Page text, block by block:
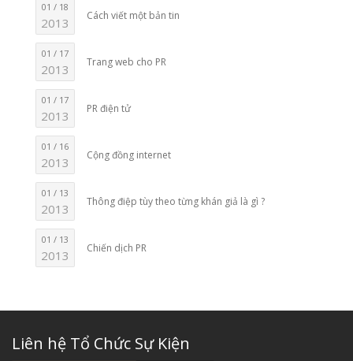
01 / 18
2013 Cách viết một bản tin
01 / 17
2013 Trang web cho PR
01 / 17
2013 PR điện tử
01 / 16
2013 Cộng đồng internet
01 / 13
2013 Thông điệp tùy theo từng khán giả là gì ?
01 / 13
2013 Chiến dịch PR
Liên hệ Tổ Chức Sự Kiện